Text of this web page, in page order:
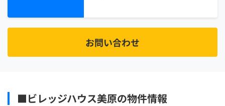
お問い合わせ
■ビレッジハウス美原の物件情報